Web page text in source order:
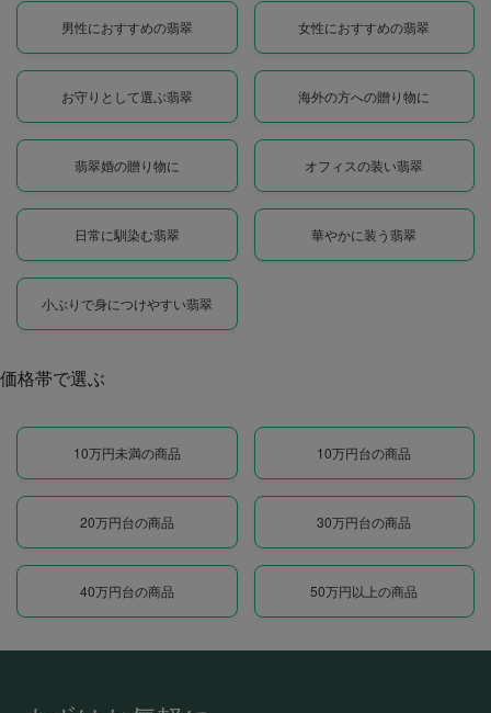
男性におすすめの翡翠 女性におすすめの翡翠
お守りとして選ぶ翡翠 海外の方への贈り物に
翡翠婚の贈り物に オフィスの装い翡翠
日常に馴染む翡翠 華やかに装う翡翠
小ぶりで身につけやすい翡翠
価格帯で選ぶ
10万円未満の商品 10万円台の商品
20万円台の商品 30万円台の商品
40万円台の商品 50万円以上の商品